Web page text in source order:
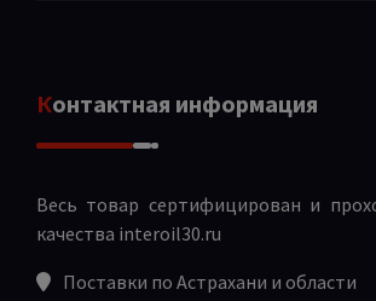
Контактная информация
Весь товар сертифицирован и
качества interoil30.ru
Поставки по Астрахани и области